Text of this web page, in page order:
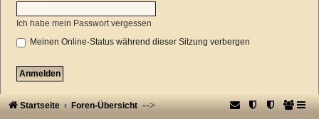
Ich habe mein Passwort vergessen
Meinen Online-Status während dieser Sitzung verbergen
Startseite Foren-Übersicht -->